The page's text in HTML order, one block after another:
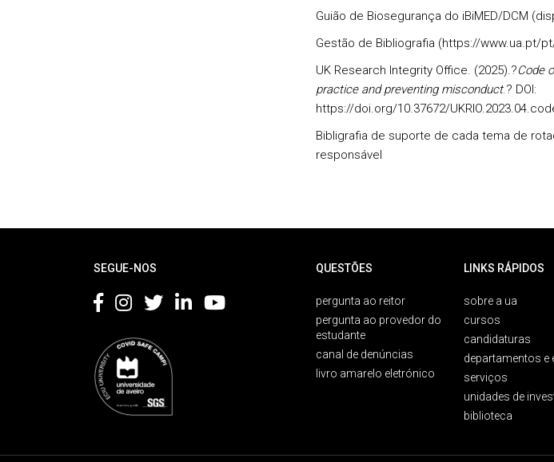
Guião de Biosegurança do iBiMED/DCM
Gestão de Bibliografia (https://www.ua.pt/
UK Research Integrity Office. (2025).?Code
practice and preventing misconduct.? DOI:
https://doi.org/10.37672/
Bibligrafia de suporte de cada tema de
responsável
SEGUE-NOS QUESTÕES
pergunta ao reitor
pergunta ao provedor do
estudante
canal de denúncias
livro amarelo eletrónico
LINKS RÁPIDOS
sobre a ua
cursos
candidaturas
departamentos e
serviços
unidades de
biblioteca